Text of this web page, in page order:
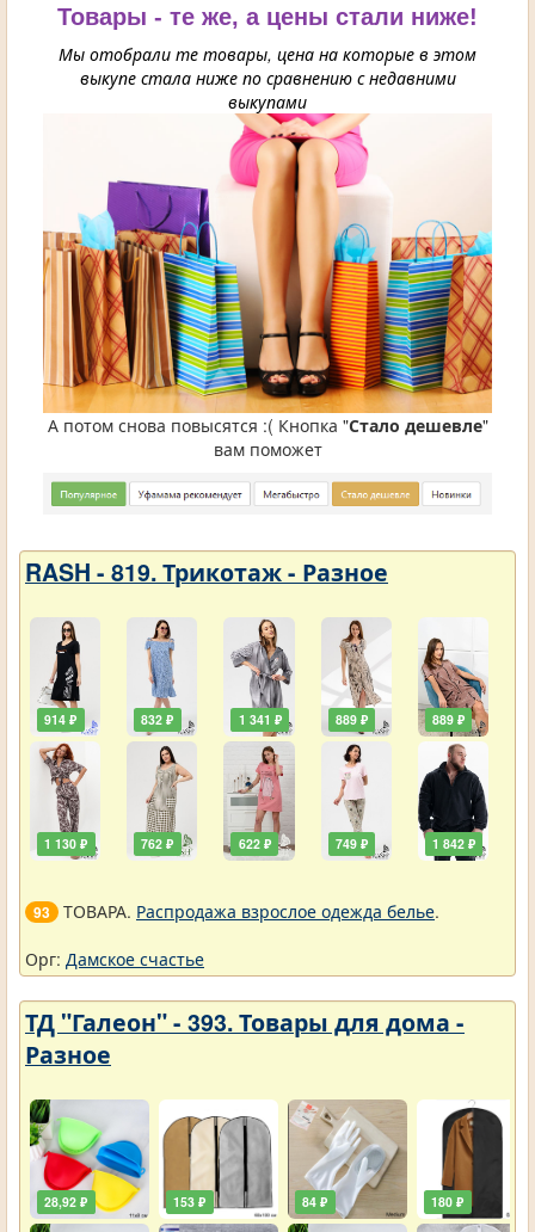
Товары - те же, а цены стали ниже!
Мы отобрали те товары, цена на которые в этом
выкупе стала ниже по сравнению с недавними
выкупами
А потом снова повысятся :( Кнопка "Стало дешевле"
вам поможет
RASH - 819. Трикотаж - Разное
914 ₽
1 130 ₽
832 ₽
762 ₽
1 341 ₽
622 ₽
889 ₽
749 ₽
889 ₽
1 842 ₽
93 ТОВАРА. Распродажа взрослое одежда белье.
Орг: Дамское счастье
ТД "Галеон" - 393. Товары для дома -
Разное
28,92 ₽ 153 ₽ 84 ₽ 180 ₽